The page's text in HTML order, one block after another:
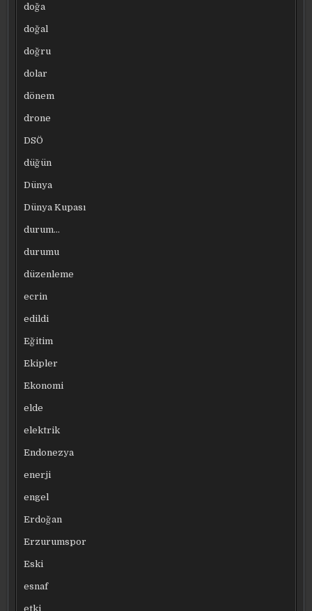
doğa
doğal
doğru
dolar
dönem
drone
DSÖ
düğün
Dünya
Dünya Kupası
durum…
durumu
düzenleme
ecrin
edildi
Eğitim
Ekipler
Ekonomi
elde
elektrik
Endonezya
enerji
engel
Erdoğan
Erzurumspor
Eski
esnaf
etki